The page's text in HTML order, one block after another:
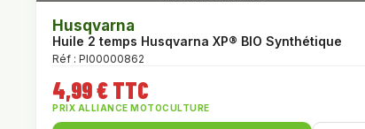
Husqvarna
Huile 2 temps Husqvarna XP® BIO Synthétique
Réf : PI00000862
4,99 € TTC
PRIX ALLIANCE MOTOCULTURE